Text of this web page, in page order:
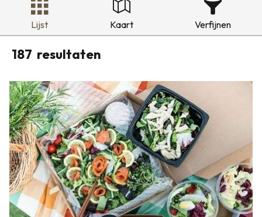
Lijst Kaart Verfijnen
187 resultaten